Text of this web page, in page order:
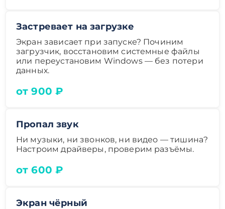
Застревает на загрузке
Экран зависает при запуске? Починим
загрузчик, восстановим системные файлы
или переустановим Windows — без потери
данных.
от 900 ₽
Пропал звук
Ни музыки, ни звонков, ни видео — тишина?
Настроим драйверы, проверим разъёмы.
от 600 ₽
Экран чёрный